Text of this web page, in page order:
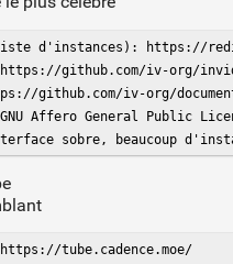
d'instances): https://
github.com/iv-org/
github.com/iv-org/
Affero General Public
sobre, beaucoup
tube.cadence.moe/